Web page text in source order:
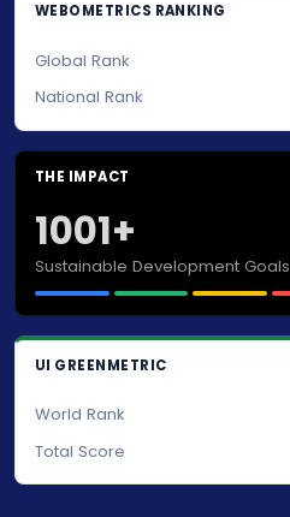
WEBOMETRICS RANKING
Global Rank
National Rank
THE IMPACT
1001+
Sustainable Development Goals
UI GREENMETRIC
World Rank
Total Score